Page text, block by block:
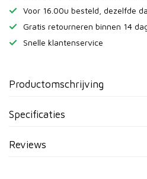
Voor 16.00u besteld, dezelfde
Gratis retourneren binnen 14
Snelle klantenservice
Productomschrijving
Specificaties
Reviews